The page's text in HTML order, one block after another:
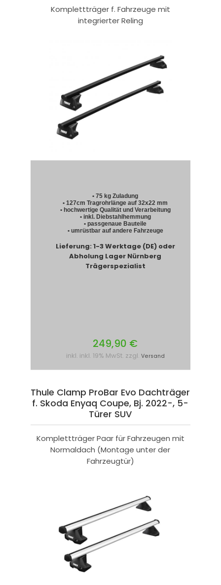
Komplettträger f. Fahrzeuge mit
integrierter Reling
• 75 kg Zuladung
• 127cm Tragrohrlänge auf 32x22 mm
• hochwertige Qualität und Verarbeitung
• inkl. Diebstahlhemmung
• passgenaue Bauteile
• umrüstbar auf andere Fahrzeuge
Lieferung: 1-3 Werktage (DE) oder
Abholung Lager Nürnberg
Trägerspezialist
249,90 €
inkl. inkl. 19% MwSt. zzgl. Versand
Thule Clamp ProBar Evo Dachträger
f. Skoda Enyaq Coupe, Bj. 2022-, 5-
Türer SUV
Komplettträger Paar für Fahrzeugen mit
Normaldach (Montage unter der
Fahrzeugtür)